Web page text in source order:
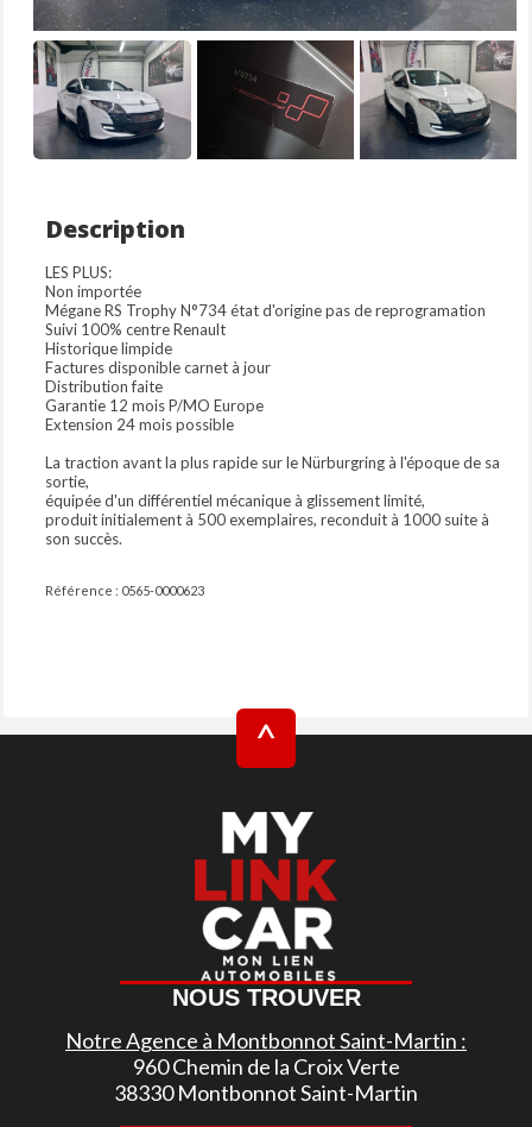
Description
LES PLUS:
Non importée
Mégane RS Trophy N°734 état d'origine pas de reprogramation
Suivi 100% centre Renault
Historique limpide
Factures disponible carnet à jour
Distribution faite
Garantie 12 mois P/MO Europe
Extension 24 mois possible
La traction avant la plus rapide sur le Nürburgring à l'époque de sa
sortie,
équipée d'un différentiel mécanique à glissement limité,
produit initialement à 500 exemplaires, reconduit à 1000 suite à
son succès.
Référence : 0565-0000623
^
NOUS TROUVER
Notre Agence à Montbonnot Saint-Martin :
960 Chemin de la Croix Verte
38330 Montbonnot Saint-Martin